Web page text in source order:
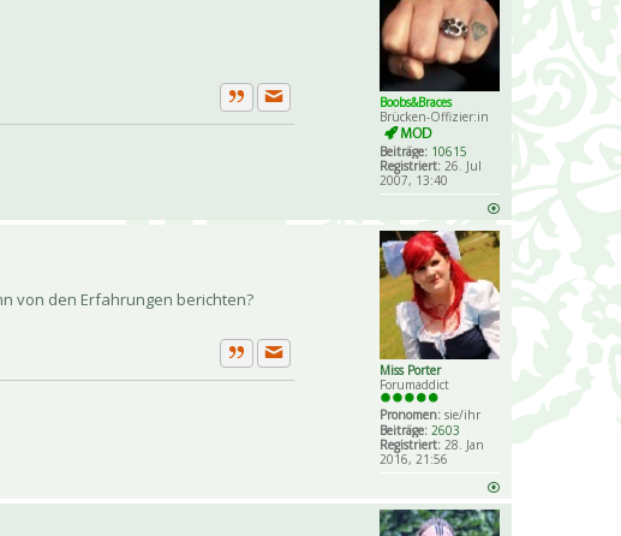
Boobs&Braces
Brücken-Offizier:in
Beiträge: 10615
Registriert: 26. Jul
2007, 13:40
ZitatPrivate Nachricht senden
Miss Porter
Forumaddict
Pronomen: sie/ihr
Beiträge: 2603
Registriert: 28. Jan
2016, 21:56
von den Erfahrungen berichten?
ZitatPrivate Nachricht senden